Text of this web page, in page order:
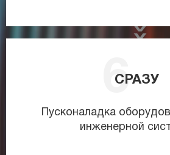
СРАЗУ
Пусконаладка
инженерной